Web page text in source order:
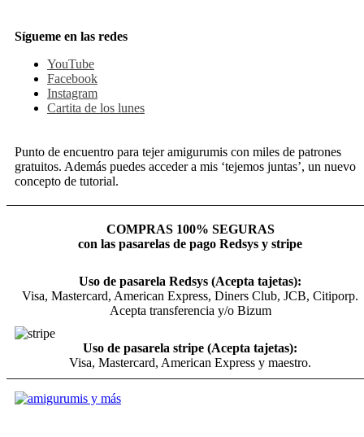
Sígueme en las redes
YouTube
Facebook
Instagram
Cartita de los lunes
Punto de encuentro para tejer amigurumis con miles de patrones
gratuitos. Además puedes acceder a mis ‘tejemos juntas’, un nuevo
concepto de tutorial.
COMPRAS 100% SEGURAS
con las pasarelas de pago Redsys y stripe
Uso de pasarela Redsys (Acepta tajetas):
Visa, Mastercard, American Express, Diners Club, JCB, Citiporp.
Acepta transferencia y/o Bizum
Uso de pasarela stripe (Acepta tajetas):
Visa, Mastercard, American Express y maestro.